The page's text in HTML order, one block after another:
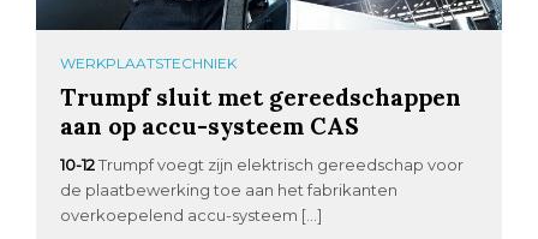
WERKPLAATSTECHNIEK
Trumpf sluit met gereedschappen
aan op accu-systeem CAS
10-12 Trumpf voegt zijn elektrisch gereedschap voor
de plaatbewerking toe aan het fabrikanten
overkoepelend accu-systeem […]